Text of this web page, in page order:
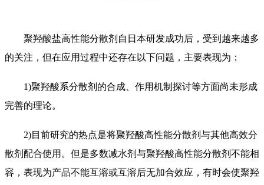
聚羟酸盐高性能分散剂自日本研发成功后，受到越来越多
的关注，但在应用过程中还存在以下问题，主要表现为：
1)聚羟酸系分散剂的合成、作用机制探讨等方面尚未形成
完善的理论。
2)目前研究的热点是将聚羟酸高性能分散剂与其他高效分
散剂配合使用。但是多数减水剂与聚羟酸高性能分散剂不能相
容，表现为产品不能互溶或互溶后无加合效应，有时会使聚羟